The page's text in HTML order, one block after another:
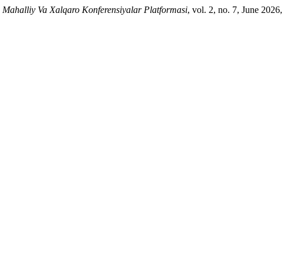
Mahalliy Va Xalqaro Konferensiyalar Platformasi, vol. 2, no. 7, June 2026,